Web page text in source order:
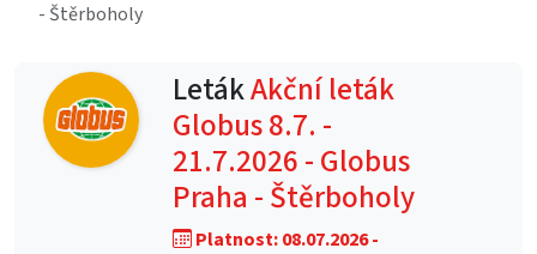
- Štěrboholy
LetákAkční leták
Globus 8.7. -
21.7.2026 - Globus
Praha - Štěrboholy
Platnost: 08.07.2026 -